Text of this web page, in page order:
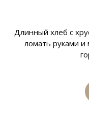
Длинный хлеб с
ломать руками и